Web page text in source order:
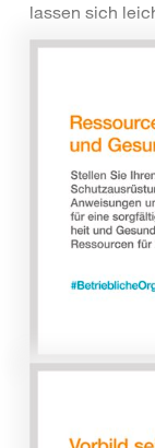
lassen sich